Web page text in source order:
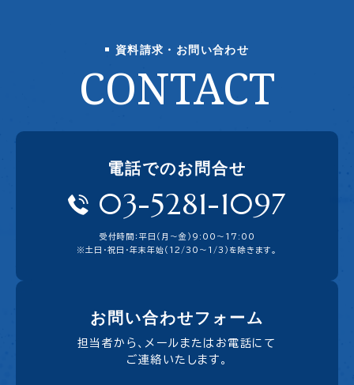
資料請求・お問い合わせ
CONTACT
電話でのお問合せ
03-5281-1097
受付時間：平日（月〜金）9:00〜17:00
※土日・祝日・年末年始（12/30～1/3）を除きます。
お問い合わせフォーム
担当者から、メールまたはお電話にて
ご連絡いたします。